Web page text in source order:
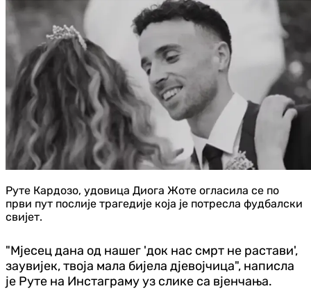
Руте Кардозо, удовица Диога Жоте огласила се по
први пут послије трагедије која је потресла фудбалски
свијет.
"Мјесец дана од нашег 'док нас смрт не растави',
заувијек, твоја мала бијела дјевојчица", написла
је Руте на Инстаграму уз слике са вјенчања.